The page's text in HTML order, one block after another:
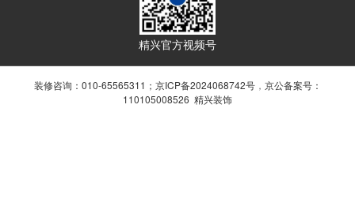
精兴官方视频号
装修咨询：010-65565311； 京ICP备2024068742号， 京公备案号：
110105008526 精兴装饰